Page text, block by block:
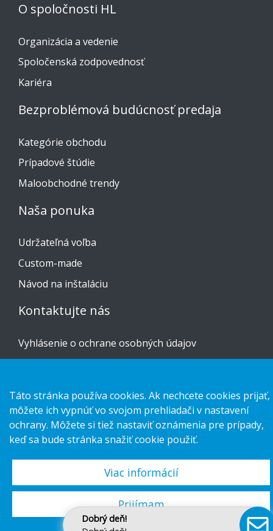
Dobrý deň!
O spoločnosti HL
Organizácia a vedenie
Spoločenská zodpovednosť
Kariéra
Bezproblémová budúcnosť predaja
Kategórie obchodu
Prípadové štúdie
Maloobchodné trendy
Naša ponuka
Udržateľná voľba
Custom-made
Návod na inštaláciu
Kontaktujte nás
Vyhlásenie o ochrane osobných údajov
Copyright 2026 HL Display AB. All rights reserved.
Táto stránka používa cookies. Ak nechcete cookies prijať,
môžete ich vypnúť vo svojom prehliadači v nastavení
ochrany. Môžete si tiež nastaviť oznámenia pre prípady,
keď sa bude stránka snažiť cookie použiť.
Viac informácií
Prijímam